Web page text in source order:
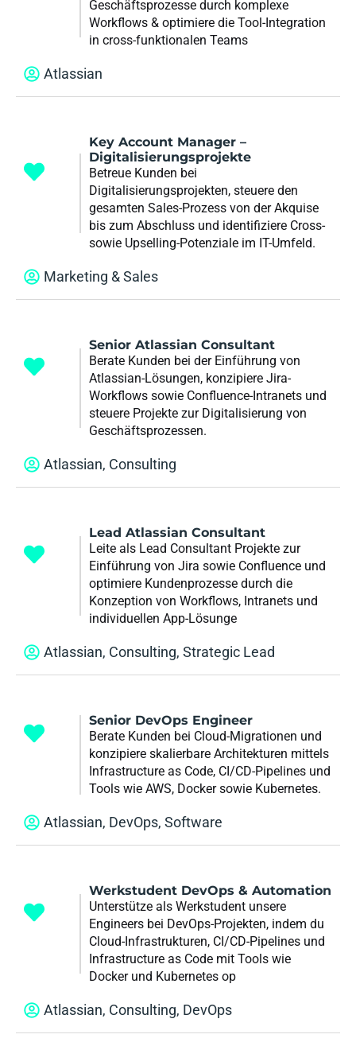
Geschäftsprozesse durch komplexe
Workflows & optimiere die Tool-Integration
in cross-funktionalen Teams
Atlassian
Key Account Manager –
Digitalisierungsprojekte
Betreue Kunden bei
Digitalisierungsprojekten, steuere den
gesamten Sales-Prozess von der Akquise
bis zum Abschluss und identifiziere Cross-
sowie Upselling-Potenziale im IT-Umfeld.
Marketing & Sales
Senior Atlassian Consultant
Berate Kunden bei der Einführung von
Atlassian-Lösungen, konzipiere Jira-
Workflows sowie Confluence-Intranets und
steuere Projekte zur Digitalisierung von
Geschäftsprozessen.
Atlassian, Consulting
Lead Atlassian Consultant
Leite als Lead Consultant Projekte zur
Einführung von Jira sowie Confluence und
optimiere Kundenprozesse durch die
Konzeption von Workflows, Intranets und
individuellen App-Lösunge
Atlassian, Consulting, Strategic Lead
Senior DevOps Engineer
Berate Kunden bei Cloud-Migrationen und
konzipiere skalierbare Architekturen mittels
Infrastructure as Code, CI/CD-Pipelines und
Tools wie AWS, Docker sowie Kubernetes.
Atlassian, DevOps, Software
Werkstudent DevOps & Automation
Unterstütze als Werkstudent unsere
Engineers bei DevOps-Projekten, indem du
Cloud-Infrastrukturen, CI/CD-Pipelines und
Infrastructure as Code mit Tools wie
Docker und Kubernetes op
Atlassian, Consulting, DevOps